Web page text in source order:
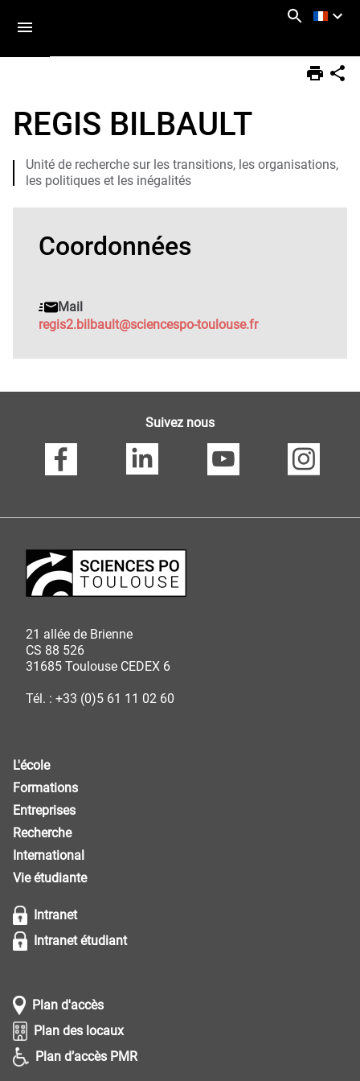
ici :
Annuaire
REGIS BILBAULT
Unité de recherche sur les transitions, les organisations,
les politiques et les inégalités
Coordonnées
Mail
regis2.bilbault@sciencespo-toulouse.fr
Suivez nous
21 allée de Brienne
CS 88 526
31685 Toulouse CEDEX 6
Tél. : +33 (0)5 61 11 02 60
L'école
Formations
Entreprises
Recherche
International
Vie étudiante
Intranet
Intranet étudiant
Plan d'accès
Plan des locaux
Plan d’accès PMR